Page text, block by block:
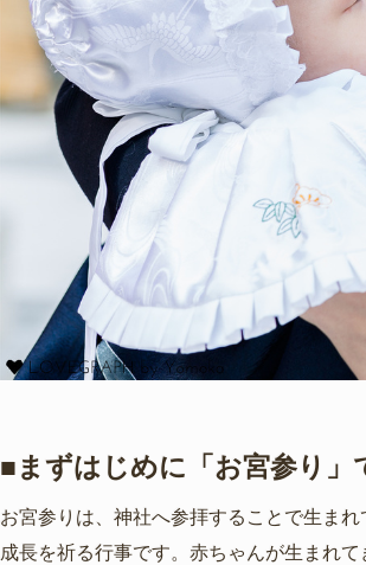
■まずはじめに「お宮参り」
お宮参りは、神社へ参拝することで生ま
成長を祈る行事です。赤ちゃんが生まれ